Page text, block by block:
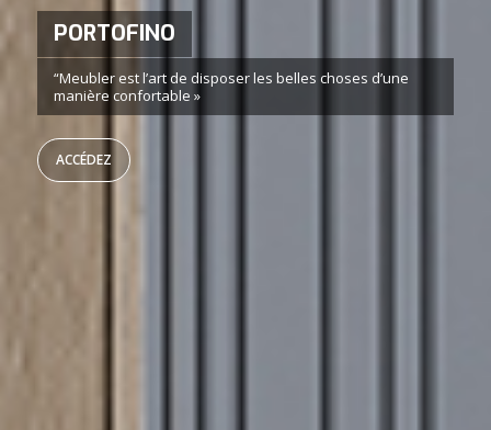
LIBERA
Une grande liberté de composition et une extrême
polyvalence
ACCÉDEZ